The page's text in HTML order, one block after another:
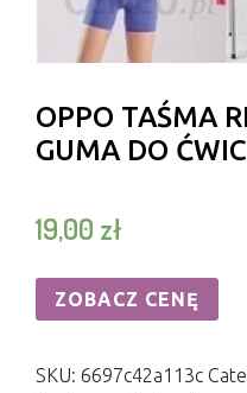
OPPO TAŚMA
GUMA DO
19,00 zł
ZOBACZ CENĘ
SKU: 6697c42a113c